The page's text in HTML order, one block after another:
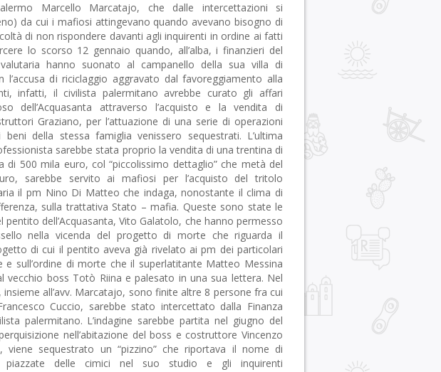
Marcello Marcatajo, che dalle intercettazioni si
da cui i mafiosi attingevano quando avevano bisogno di
di non rispondere davanti agli inquirenti in ordine ai fatti
lo scorso 12 gennaio quando, all’alba, i finanzieri del
hanno suonato al campanello della sua villa di
di riciclaggio aggravato dal favoreggiamento alla
infatti, il civilista palermitano avrebbe curato gli affari
dell’Acquasanta attraverso l’acquisto e la vendita di
Graziano, per l’attuazione di una serie di operazioni
della stessa famiglia venissero sequestrati. L’ultima
sarebbe stata proprio la vendita di una trentina di
500 mila euro, col “piccolissimo dettaglio” che metà del
sarebbe servito ai mafiosi per l’acquisto del tritolo
il pm Nino Di Matteo che indaga, nonostante il clima di
sulla trattativa Stato – mafia. Queste sono state le
pentito dell’Acquasanta, Vito Galatolo, che hanno permesso
nella vicenda del progetto di morte che riguarda il
di cui il pentito aveva già rivelato ai pm dei particolari
e sull’ordine di morte che il superlatitante Matteo Messina
vecchio boss Totò Riina e palesato in una sua lettera. Nel
all’avv. Marcatajo, sono finite altre 8 persone fra cui
Cuccio, sarebbe stato intercettato dalla Finanza
palermitano. L’indagine sarebbe partita nel giugno del
nell’abitazione del boss e costruttore Vincenzo
viene sequestrato un “pizzino” che riportava il nome di
piazzate delle cimici nel suo studio e gli inquirenti